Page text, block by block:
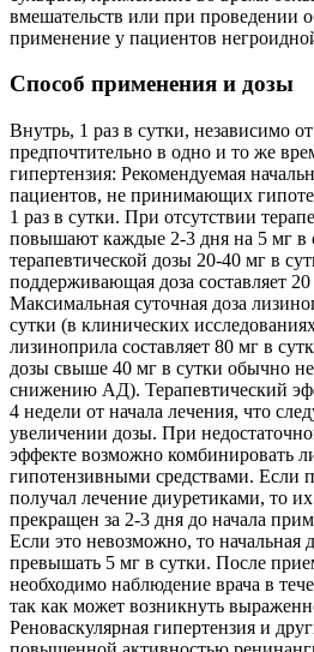
вмешательств или при проведении
применение у пациентов
Способ применения и дозы
Внутрь, 1 раз в сутки, независимо
предпочтительно в одно и то же
гипертензия: Рекомендуемая
пациентов, не принимающих
1 раз в сутки. При отсутствии
повышают каждые 2-3 дня на 5 мг в
терапевтической дозы 20-40 мг в
поддерживающая доза составляет 20
Максимальная суточная доза
сутки (в клинических
лизиноприла составляет 80 мг в
дозы свыше 40 мг в сутки обычно
снижению АД). Терапевтический
4 недели от начала лечения, что
увеличении дозы. При
эффекте возможно комбинировать
гипотензивными средствами. Если
получал лечение диуретиками, то
прекращен за 2-3 дня до начала
Если это невозможно, то начальная
превышать 5 мг в сутки. После
необходимо наблюдение врача в
так как может возникнуть
Реноваскулярная гипертензия и